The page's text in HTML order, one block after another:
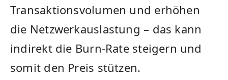
Transaktionsvolumen und erhöhen
die Netzwerkauslastung – das kann
indirekt die Burn-Rate steigern und
somit den Preis stützen.